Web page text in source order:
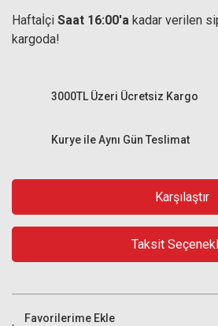
Haftaİçi Saat 16:00'a kadar verilen
kargoda!
Kurye ile Aynı Gün Teslimat
3000TL Üzeri Ücretsiz Kargo
Karşılaştır
Taksit